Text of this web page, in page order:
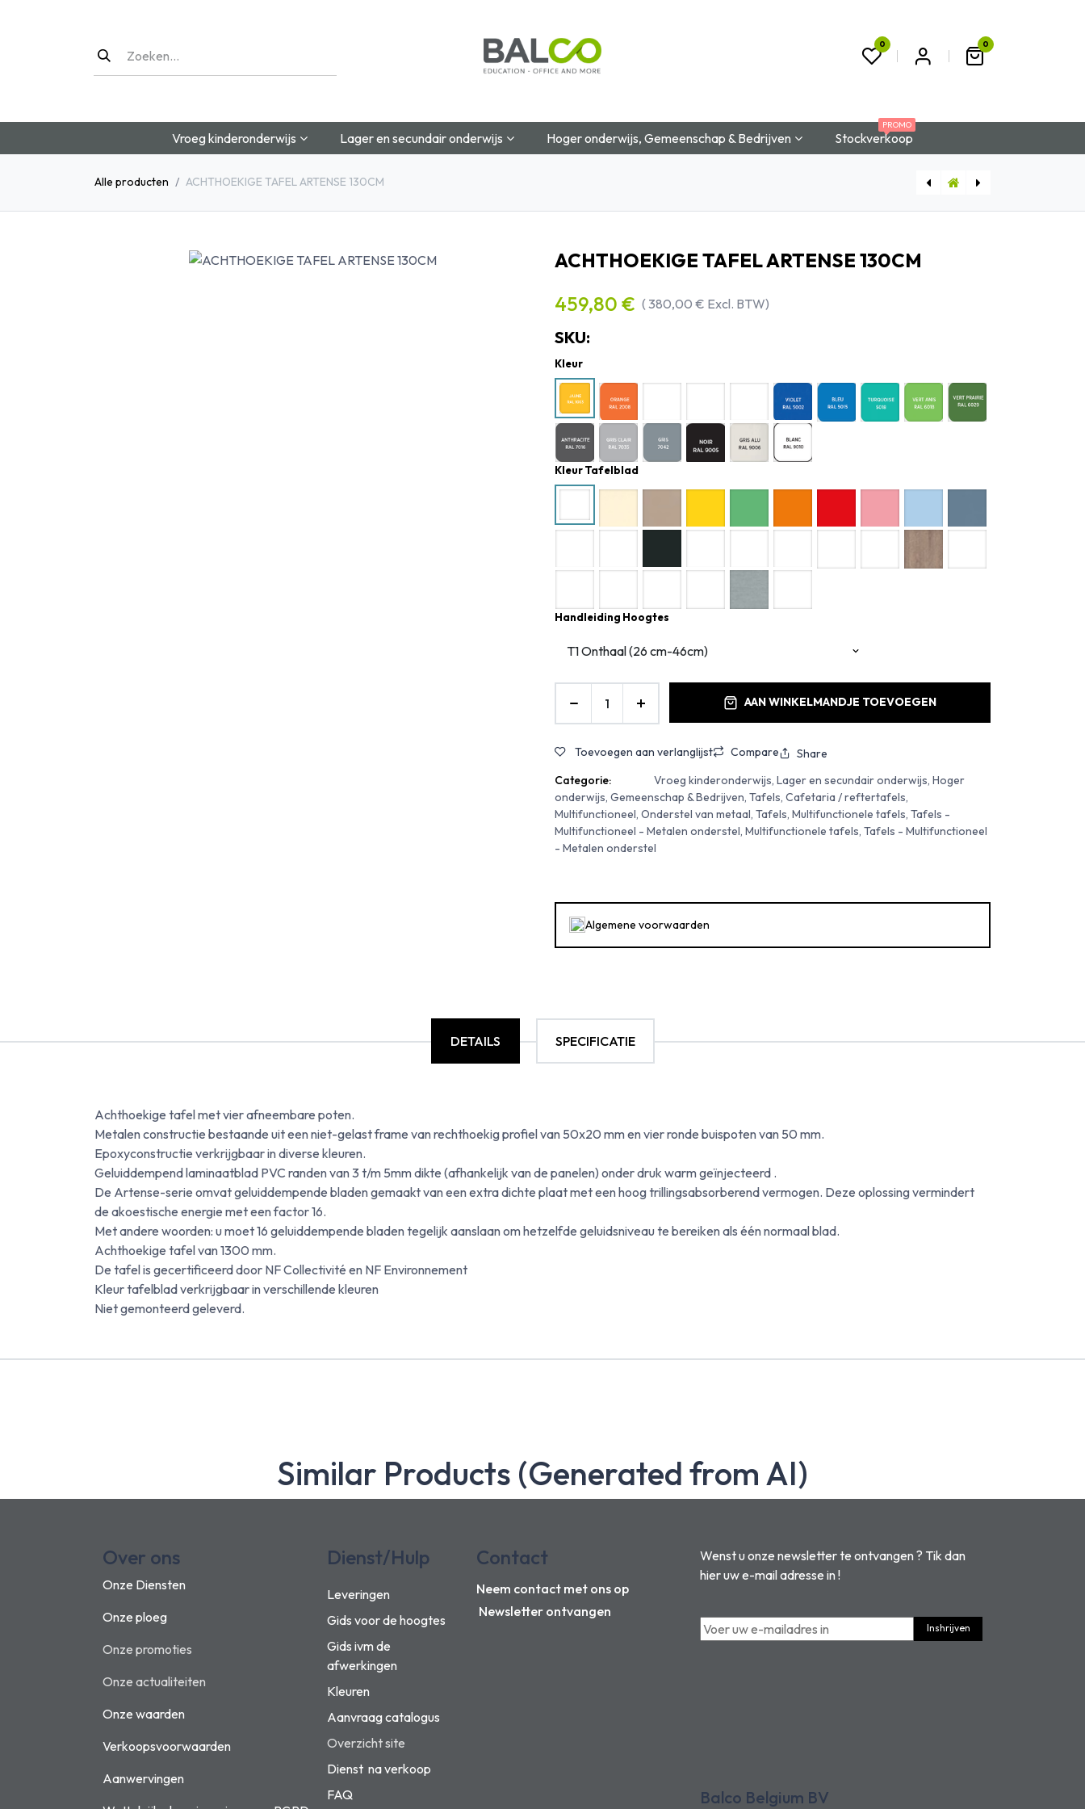
0 0
Vroeg kinderonderwijs Lager en secundair onderwijs Hoger onderwijs, Gemeenschap & Bedrijven
PROMO
Stockverkoop
Alle producten ACHTHOEKIGE TAFEL ARTENSE 130CM
ACHTHOEKIGE TAFEL ARTENSE 130CM
459,80 € (380,00 € Excl. BTW)
SKU:
Kleur
Kleur Tafelblad
Handleiding Hoogtes
AAN WINKELMANDJE TOEVOEGEN
Toevoegen aan verlanglijst Compare
Share
Categorie:
Vroeg kinderonderwijs, Lager en secundair onderwijs, Hoger
onderwijs, Gemeenschap & Bedrijven, Tafels, Cafetaria / reftertafels,
Multifunctioneel, Onderstel van metaal, Tafels, Multifunctionele tafels, Tafels -
Multifunctioneel - Metalen onderstel, Multifunctionele tafels, Tafels - Multifunctioneel
- Metalen onderstel
Algemene voorwaarden
DETAILS SPECIFICATIE
Achthoekige tafel met vier afneembare poten.
Metalen constructie bestaande uit een niet-gelast frame van rechthoekig profiel van 50x20 mm en vier ronde buispoten van 50 mm.
Epoxyconstructie verkrijgbaar in diverse kleuren.
Geluiddempend laminaatblad PVC randen van 3 t/m 5mm dikte (afhankelijk van de panelen) onder druk warm geïnjecteerd .
De Artense-serie omvat geluiddempende bladen gemaakt van een extra dichte plaat met een hoog trillingsabsorberend vermogen. Deze oplossing vermindert
de akoestische energie met een factor 16.
Met andere woorden: u moet 16 geluiddempende bladen tegelijk aanslaan om hetzelfde geluidsniveau te bereiken als één normaal blad.
Achthoekige tafel van 1300 mm.
De tafel is gecertificeerd door NF Collectivité en NF Environnement
Kleur tafelblad verkrijgbaar in verschillende kleuren
Niet gemonteerd geleverd.
Similar Products (Generated from AI)
Over ons
Onze Diensten
Onze ploeg
Onze promoties
Onze actualiteiten
Onze waarden
Verkoopsvoorwaarden
Aanwervingen
Dienst/Hulp
Leveringen
Gids voor de hoogtes
Gids ivm de
afwerkingen
Kleuren
Aanvraag catalogus
Overzicht site
Dienst na verkoop
FAQ
Wenst u onze newsletter te ontvangen ? Tik dan
hier uw e-mail adresse in !
Inshrijven
Balco Belgium BV
Contact
Neem contact met ons op
Newsletter ontvangen